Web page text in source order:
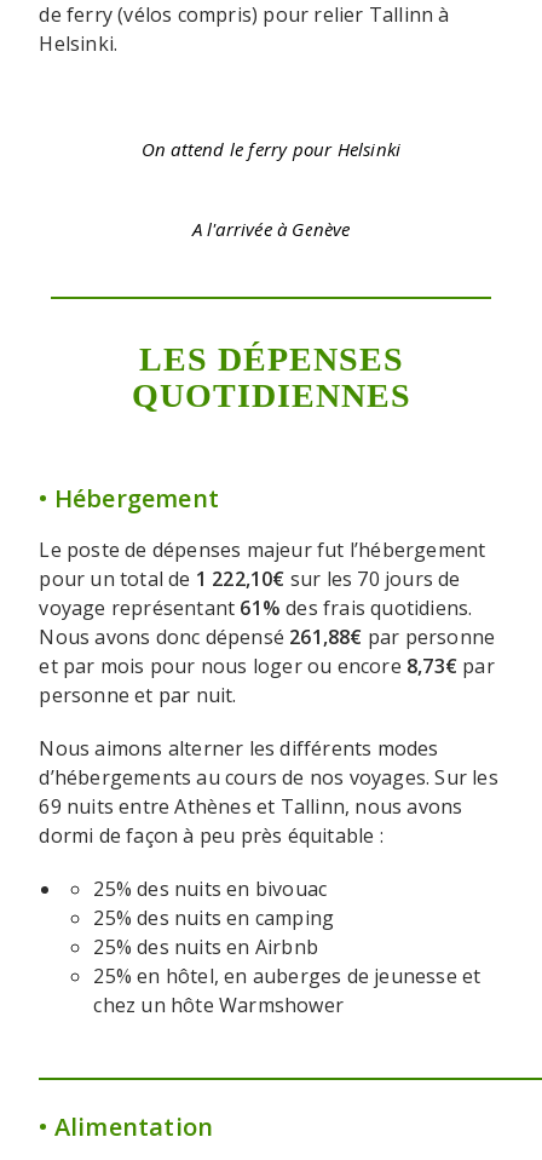
de ferry (vélos compris) pour relier Tallinn à
Helsinki.
On attend le ferry pour Helsinki
A l'arrivée à Genève
LES DÉPENSES
QUOTIDIENNES
• Hébergement
Le poste de dépenses majeur fut l’hébergement
pour un total de 1 222,10€ sur les 70 jours de
voyage représentant 61% des frais quotidiens.
Nous avons donc dépensé 261,88€ par personne
et par mois pour nous loger ou encore 8,73€ par
personne et par nuit.
Nous aimons alterner les différents modes
d’hébergements au cours de nos voyages. Sur les
69 nuits entre Athènes et Tallinn, nous avons
dormi de façon à peu près équitable :
25% des nuits en bivouac
25% des nuits en camping
25% des nuits en Airbnb
25% en hôtel, en auberges de jeunesse et
chez un hôte Warmshower
• Alimentation